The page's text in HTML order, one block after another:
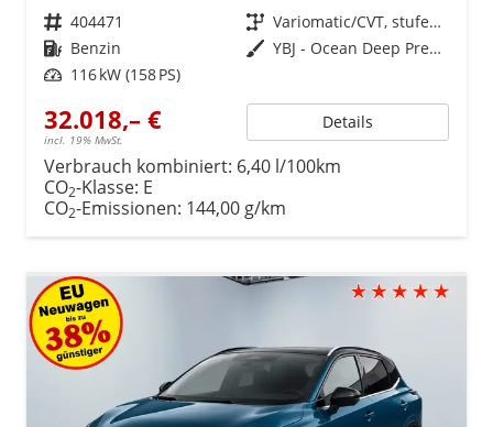
Fahrzeugnr. 404471 Getriebe
Variomatic/CVT, stufenlos
Kraftstoff Benzin Außenfarbe
YBJ - Ocean Deep Premium Met. mit Dach in Schwarz
Leistung 116 kW (158 PS)
32.018,– €
incl. 19% MwSt.
Details
Verbrauch kombiniert: 6,40 l/100km
CO2-Klasse: E
CO2-Emissionen: 144,00 g/km